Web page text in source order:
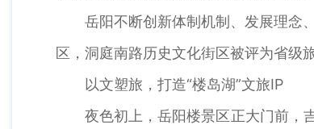
岳阳不断创新体制机制、发展理念、
区，洞庭南路历史文化街区被评为省级
以文塑旅，打造“楼岛湖”文旅IP
夜色初上，岳阳楼景区正大门前，吉